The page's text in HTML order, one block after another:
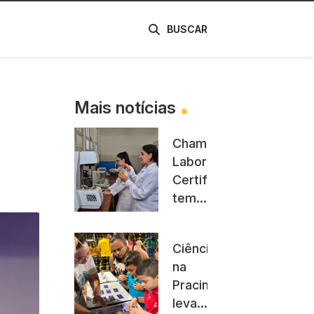
BUSCAR
Mais notícias
Chamada
Laboratórios
Certificadores
tem
divulgação
dos
resultados
adiado
Ciência
na
Pracinha
leva